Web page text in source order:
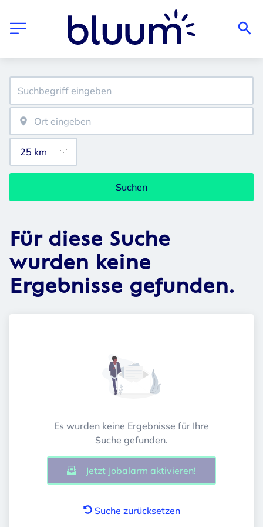
Suchen
Für diese Suche
wurden keine
Ergebnisse gefunden.
Es wurden keine Ergebnisse für Ihre
Suche gefunden.
Jetzt Jobalarm aktivieren!
Suche zurücksetzen